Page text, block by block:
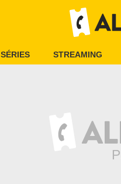
SÉRIES STREAMING